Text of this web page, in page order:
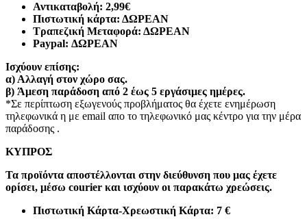
Αντικαταβολή: 2,99€
Πιστωτική κάρτα: ΔΩΡΕΑΝ
Τραπεζική Μεταφορά: ΔΩΡΕΑΝ
Paypal: ΔΩΡΕΑΝ
Ισχύουν επίσης:
α)Αλλαγή στον χώρο σας.
β) Άμεση παράδοση από 2 έως 5 εργάσιμες ημέρες.
*Σε περίπτωση εξωγενούς προβλήματος θα έχετε ενημέρωση
τηλεφωνικά η με email απο το τηλεφωνικό μας κέντρο για την μέρα
παράδοσης .
ΚΥΠΡΟΣ
Τα προϊόντα αποστέλλονται στην διεύθυνση που μας έχετε
ορίσει, μέσω courier και ισχύουν οι παρακάτω χρεώσεις.
Πιστωτική Κάρτα-Χρεωστική Κάρτα: 7 €​